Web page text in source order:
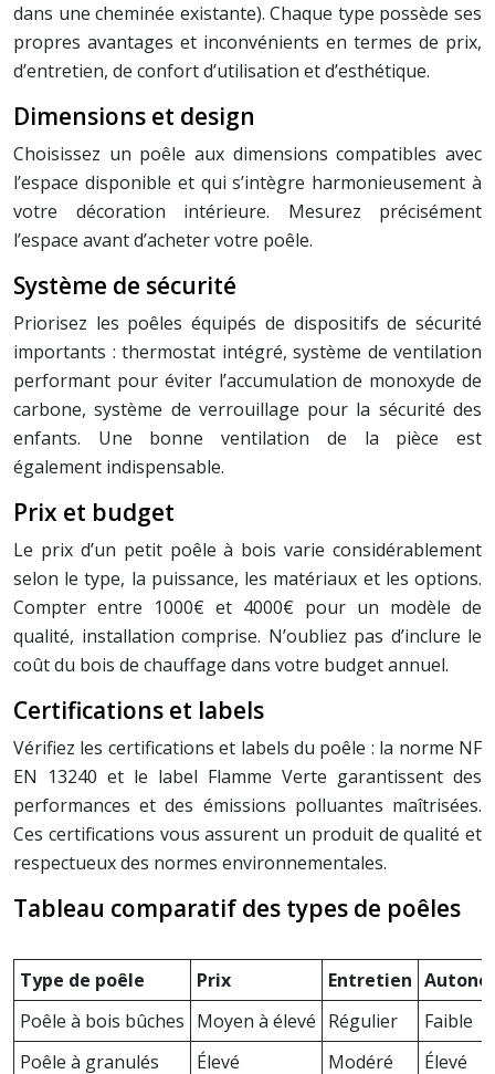
dans une cheminée existante). Chaque type possède ses
propres avantages et inconvénients en termes de prix,
d’entretien, de confort d’utilisation et d’esthétique.
Dimensions et design
Choisissez un poêle aux dimensions compatibles avec
l’espace disponible et qui s’intègre harmonieusement à
votre décoration intérieure. Mesurez précisément
l’espace avant d’acheter votre poêle.
Système de sécurité
Priorisez les poêles équipés de dispositifs de sécurité
importants : thermostat intégré, système de ventilation
performant pour éviter l’accumulation de monoxyde de
carbone, système de verrouillage pour la sécurité des
enfants. Une bonne ventilation de la pièce est
également indispensable.
Prix et budget
Le prix d’un petit poêle à bois varie considérablement
selon le type, la puissance, les matériaux et les options.
Compter entre 1000€ et 4000€ pour un modèle de
qualité, installation comprise. N’oubliez pas d’inclure le
coût du bois de chauffage dans votre budget annuel.
Certifications et labels
Vérifiez les certifications et labels du poêle : la norme NF
EN 13240 et le label Flamme Verte garantissent des
performances et des émissions polluantes maîtrisées.
Ces certifications vous assurent un produit de qualité et
respectueux des normes environnementales.
Tableau comparatif des types de poêles
Type de poêle Prix Entretien
Poêle à bois bûches Moyen à élevé Régulier
Faible
Poêle à granulés
Élevé Modéré
Élevé